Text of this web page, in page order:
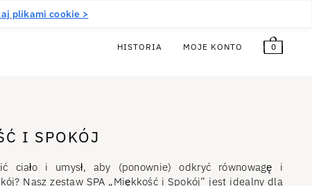
plikami cookie >
HISTORIA MOJE KONTO 0
I SPOKÓJ
ciało i umysł, aby (ponownie) odkryć równowagę i
Nasz zestaw SPA „Miękkość i Spokój” jest idealny dla